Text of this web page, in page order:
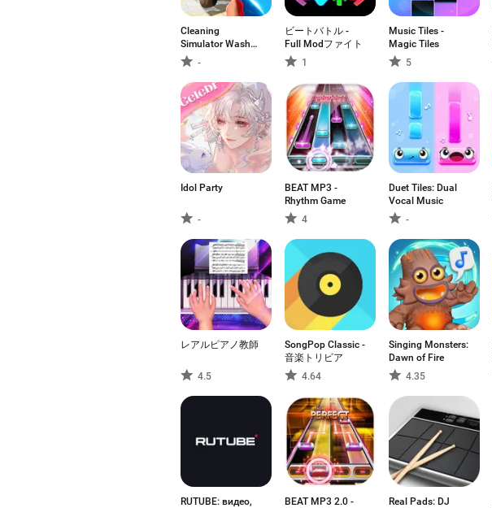
Cleaning
Simulator Wash
Games
-
ビートバトル ‐
Full Modファイト
1
Music Tiles -
Magic Tiles
5
Idol Party
-
BEAT MP3 -
Rhythm Game
4
Duet Tiles: Dual
Vocal Music
-
レアルピアノ教師
4.5
SongPop Classic -
音楽トリビア
4.64
Singing Monsters:
Dawn of Fire
4.35
RUTUBE: видео,
BEAT MP3 2.0 -
Real Pads: DJ